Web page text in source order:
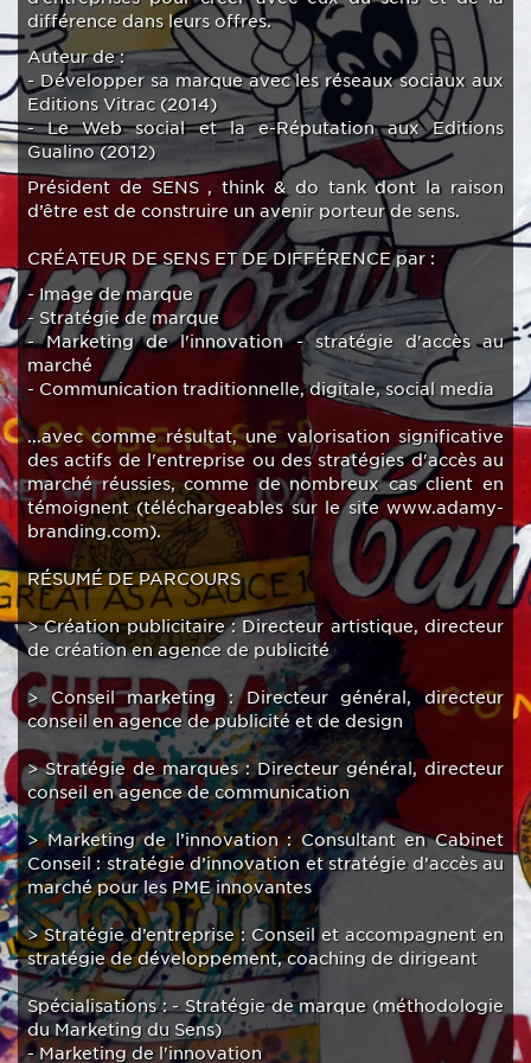
différence dans leurs offres.
Auteur de :
- Développer sa marque avec les réseaux sociaux aux
Editions Vitrac (2014)
- Le Web social et la e-Réputation aux Editions
Gualino (2012)
Président de SENS , think & do tank dont la raison
d’être est de construire un avenir porteur de sens.
CRÉATEUR DE SENS ET DE DIFFÉRENCE par :
- Image de marque
- Stratégie de marque
- Marketing de l'innovation - stratégie d'accès au
marché
- Communication traditionnelle, digitale, social media
...avec comme résultat, une valorisation significative
des actifs de l'entreprise ou des stratégies d'accès au
marché réussies, comme de nombreux cas client en
témoignent (téléchargeables sur le site www.adamy-
branding.com).
RÉSUMÉ DE PARCOURS
> Création publicitaire : Directeur artistique, directeur
de création en agence de publicité
> Conseil marketing : Directeur général, directeur
conseil en agence de publicité et de design
> Stratégie de marques : Directeur général, directeur
conseil en agence de communication
> Marketing de l’innovation : Consultant en Cabinet
Conseil : stratégie d’innovation et stratégie d’accès au
marché pour les PME innovantes
> Stratégie d’entreprise : Conseil et accompagnent en
stratégie de développement, coaching de dirigeant
Spécialisations : - Stratégie de marque (méthodologie
du Marketing du Sens)
- Marketing de l'innovation